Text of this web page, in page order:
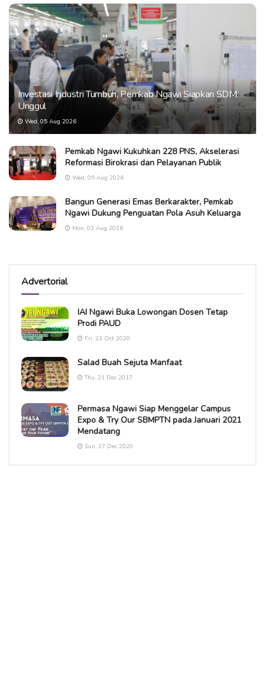
Investasi Industri Tumbuh, Pemkab Ngawi Siapkan SDM
Unggul
Wed, 05 Aug 2026
Pemkab Ngawi Kukuhkan 228 PNS, Akselerasi
Reformasi Birokrasi dan Pelayanan Publik
Wed, 05 Aug 2026
Bangun Generasi Emas Berkarakter, Pemkab
Ngawi Dukung Penguatan Pola Asuh Keluarga
Mon, 03 Aug 2026
Advertorial
IAI Ngawi Buka Lowongan Dosen Tetap
Prodi PAUD
Fri, 23 Oct 2020
Salad Buah Sejuta Manfaat
Thu, 21 Dec 2017
Permasa Ngawi Siap Menggelar Campus
Expo & Try Our SBMPTN pada Januari 2021
Mendatang
Sun, 27 Dec 2020